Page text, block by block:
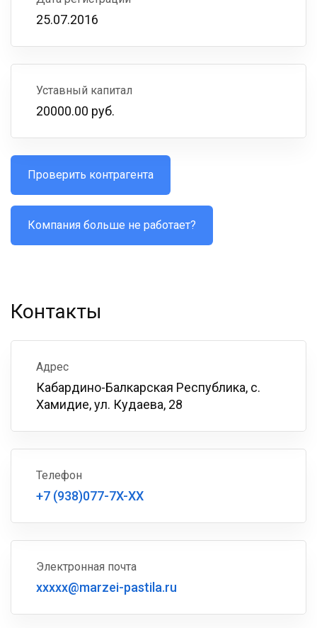
25.07.2016
Уставный капитал
20000.00 руб.
Проверить контрагента
Компания больше не работает?
Контакты
Адрес
Кабардино-Балкарская Республика, с.
Хамидие, ул. Кудаева, 28
Телефон
+7 (938)077-7X-XX
Электронная почта
xxxxx@marzei-pastila.ru